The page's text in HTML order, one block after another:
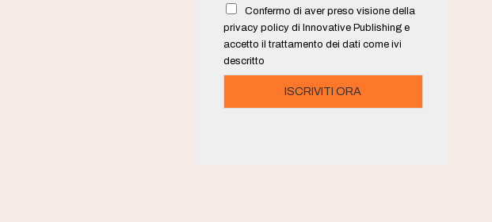
*
Confermo di aver preso visione della
privacy policy di Innovative Publishing e
accetto il trattamento dei dati come ivi
descritto
ISCRIVITI ORA